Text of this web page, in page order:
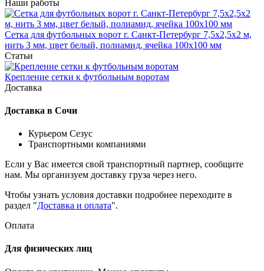
Наши работы
Сетка для футбольных ворот г. Санкт-Петербург 7,5х2,5х2 м,
нить 3 мм, цвет белый, полиамид, ячейка 100x100 мм
Статьи
Крепление сетки к футбольным воротам
Доставка
Доставка в Сочи
Курьером Сезус
Транспортными компаниями
Если у Вас имеется свой транспортный партнер, сообщите
нам. Мы организуем доставку груза через него.
Чтобы узнать условия доставки подробнее переходите в
раздел "Доставка и оплата".
Оплата
Для физических лиц